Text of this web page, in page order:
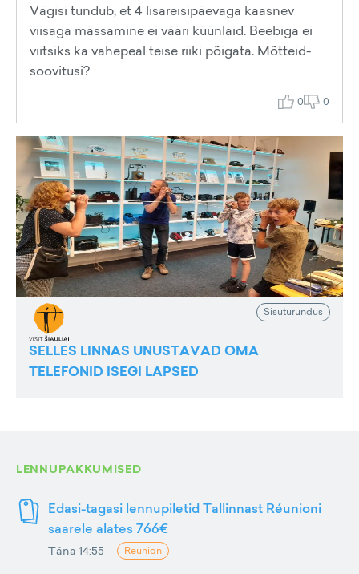
Vägisi tundub, et 4 lisareisipäevaga kaasnev
viisaga mässamine ei vääri küünlaid. Beebiga ei
viitsiks ka vahepeal teise riiki põigata. Mõtteid-
soovitusi?
0 0
Sisuturundus
SELLES LINNAS UNUSTAVAD OMA
TELEFONID ISEGI LAPSED
LENNUPAKKUMISED
Edasi-tagasi lennupiletid Tallinnast Réunioni
saarele alates 766€
Täna 14:55 Reunion